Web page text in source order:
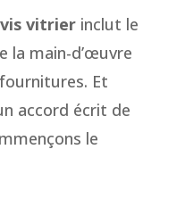
vitrierinclut le
la main-d’œuvre
Et
accord écrit de
le